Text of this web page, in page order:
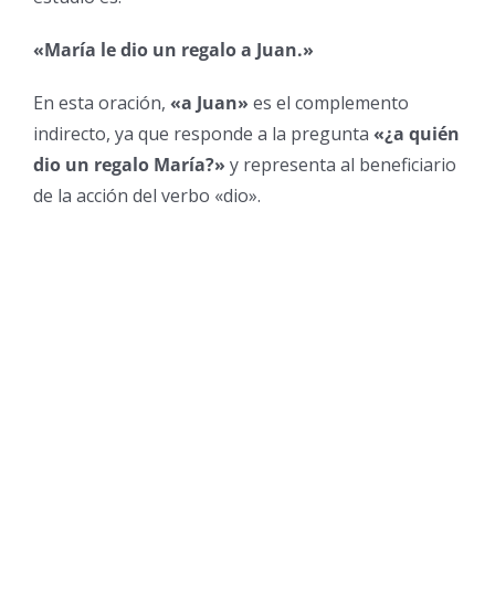
«María le dio un regalo a Juan.»
En esta oración, «a Juan» es el complemento
indirecto, ya que responde a la pregunta «¿a quién
dio un regalo María?» y representa al beneficiario
de la acción del verbo «dio».